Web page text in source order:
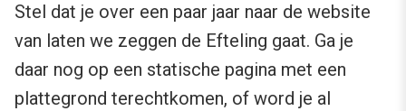
Stel dat je over een paar jaar naar de website
van laten we zeggen de Efteling gaat. Ga je
daar nog op een statische pagina met een
plattegrond terechtkomen, of word je al